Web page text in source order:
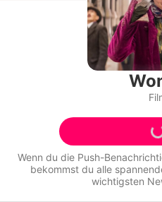
Familie
Alle Themen
App
Wenn du die Push-
bekommst du alle
wichtigsten